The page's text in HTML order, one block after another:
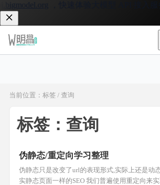
当前位置：标签 / 查询
标签：查询
伪静态/重定向学习整理
伪静态只是改变了url的表现形式,实际上还是动
实静态页面一样的SEO 我们普遍使用重定向来